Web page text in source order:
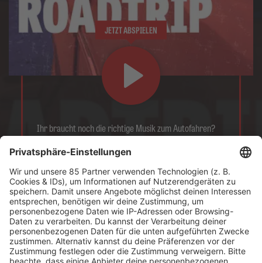
JETZT ABSPIELEN
Ihr braucht noch die richtige Musik zum Autofahren?
Ihr braucht nicht weitersuchen, in diesem Stream habt
Ihr sie gerade gefunden!
Es läuft:
Krokus mit Dirty Street